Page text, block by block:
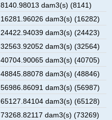
8140.98013 dam3(s) (8141)
16281.96026 dam3(s) (16282)
24422.94039 dam3(s) (24423)
32563.92052 dam3(s) (32564)
40704.90065 dam3(s) (40705)
48845.88078 dam3(s) (48846)
56986.86091 dam3(s) (56987)
65127.84104 dam3(s) (65128)
73268.82117 dam3(s) (73269)